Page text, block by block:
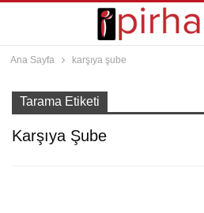
Ana Sayfa karşıya şube
Tarama Etiketi
Karşıya Şube